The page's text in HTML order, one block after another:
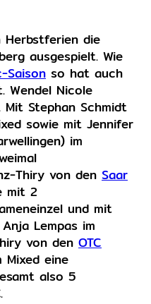
Herbstferien die
ausgespielt. Wie
Saison so hat auch
Wendel Nicole
Stephan Schmidt
sowie mit Jennifer
im
Thiry von den Saar
mit 2
und mit
Lempas im
von den OTC
Mixed eine
also 5